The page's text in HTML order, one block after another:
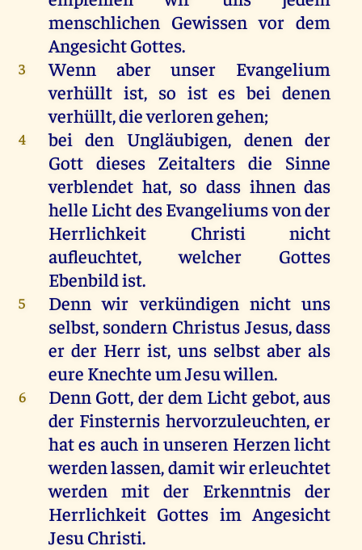
menschlichen Gewissen vor dem
AngesichtGottes.
3 Wenn aber unser
Evangelium
verhüllt ist, so ist es bei denen
verhüllt,dieverlorengehen;
4 bei den Ungläubigen, denen der
Gott diesesZeitaltersdie
Sinne
verblendet hat, so dass ihnen das
helle LichtdesEvangeliumsvonder
Herrlichkeit
Christi
nicht
aufleuchtet,welcher
Gottes
Ebenbildist.
5 Denn wir verkündigen nicht uns
selbst, sondern Christus Jesus, dass
er der Herr ist, uns selbst aber als
eure KnechteumJesuwillen.
6 Denn Gott, derdem Licht gebot,aus
der Finsternis hervorzuleuchten,er
hates auch inunseren Herzenlicht
werdenlassen,damitwirerleuchtet
werden mit der Erkenntnis der
Herrlichkeit Gottes im Angesicht
JesuChristi.